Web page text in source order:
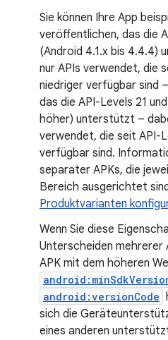
Sie können Ihre App
veröffentlichen, das die
(Android 4.1.x bis 4.4.4)
nur APIs verwendet, die
niedriger verfügbar sind
das die API-Levels 21
höher) unterstützt –
verwendet, die seit API-
verfügbar sind.
separater APKs, die
Bereich ausgerichtet
Produktvarianten
Wenn Sie diese
Unterscheiden mehrerer
APK mit dem höheren
android:versionCode
sich die
eines anderen